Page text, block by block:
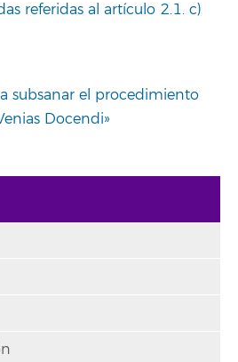
referidas al artículo 2.1. c)
subsanar el procedimiento
Docendi»